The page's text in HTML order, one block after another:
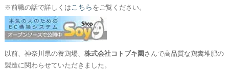
※前職の話で詳しくはこちら をご覧ください。
以前、神奈川県の養鶏場、 株式会社コトブキ園 さんで高品質な鶏糞堆肥の
製造に関わらせていただきました。